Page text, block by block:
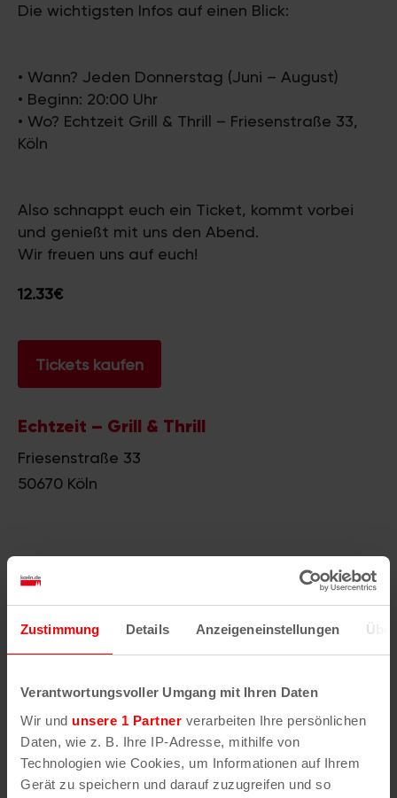
Zustimmung Details Anzeigeneinstellungen
Verantwortungsvoller Umgang mit Ihren Daten
Wir und unsere 1 Partner verarbeiten Ihre persönlichen
Daten, wie z. B. Ihre IP-Adresse, mithilfe von
Technologien wie Cookies, um Informationen auf Ihrem
Gerät zu speichern und darauf zuzugreifen und so
Die wichtigsten Infos auf einen Blick:
• Wann? Jeden Donnerstag (Juni – August)
• Beginn: 20:00 Uhr
• Wo? Echtzeit Grill & Thrill – Friesenstraße 33,
Köln
Also schnappt euch ein Ticket, kommt vorbei
und genießt mit uns den Abend.
Wir freuen uns auf euch!
12.33€
Tickets kaufen
Echtzeit – Grill & Thrill
Friesenstraße 33
50670 Köln
Ähnliche
Veranstaltungen